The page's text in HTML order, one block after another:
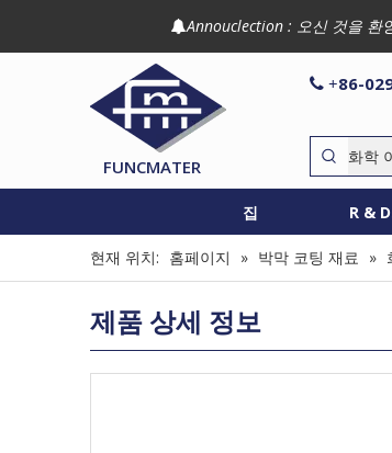
Annouclection : 오신 것을 환
FUNCMATER
 +86-
집 R &
현재 위치: 홈페이지 » 박막 코팅 재료 »
제품 상세 정보